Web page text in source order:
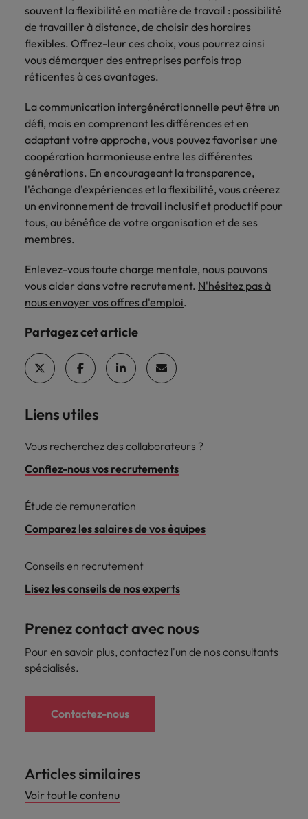
souvent la flexibilité en matière de travail : possibilité
de travailler à distance, de choisir des horaires
flexibles. Offrez-leur ces choix, vous pourrez ainsi
vous démarquer des entreprises parfois trop
réticentes à ces avantages.
La communication intergénérationnelle peut être un
défi, mais en comprenant les différences et en
adaptant votre approche, vous pouvez favoriser une
coopération harmonieuse entre les différentes
générations. En encourageant la transparence,
l'échange d'expériences et la flexibilité, vous créerez
un environnement de travail inclusif et productif pour
tous, au bénéfice de votre organisation et de ses
membres.
Enlevez-vous toute charge mentale, nous pouvons
vous aider dans votre recrutement. N'hésitez pas à
nous envoyer vos offres d'emploi.
Partagez cet article
Liens utiles
Vous recherchez des collaborateurs ?
Confiez-nous vos recrutements
Étude de remuneration
Comparez les salaires de vos équipes
Conseils en recrutement
Lisez les conseils de nos experts
Prenez contact avec nous
Pour en savoir plus, contactez l'un de nos consultants
spécialisés.
Contactez-nous
Articles similaires
Voir tout le contenu